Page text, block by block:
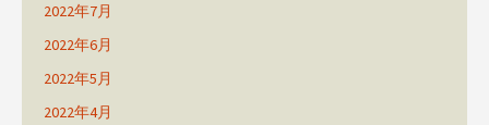
2022年7月
2022年6月
2022年5月
2022年4月